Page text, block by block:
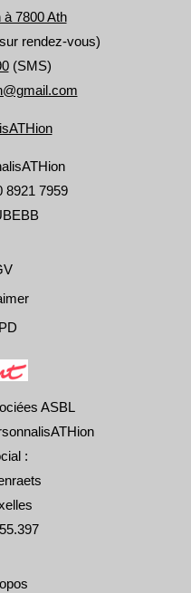
à 7800 Ath
rendez-vous)
(SMS)
8921 7959
ASBL
: